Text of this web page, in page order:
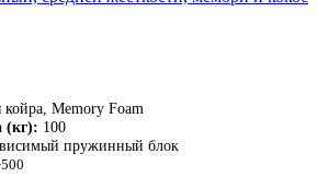
койра, Memory Foam
(кг): 100
пружинный блок